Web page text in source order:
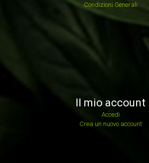
Condizioni Generali
Il mio account
Accedi
Crea un nuovo account